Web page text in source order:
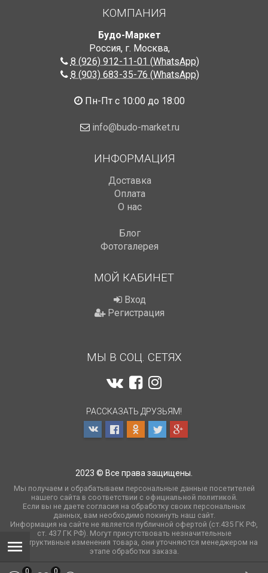
КОМПАНИЯ
Будо-Маркет
Россия, г. Москва,
8 (926) 912-11-01 (WhatsApp)
8 (903) 683-35-76 (WhatsApp)
Пн-Пт с 10:00 до 18:00
info@budo-market.ru
ИНФОРМАЦИЯ
Доставка
Оплата
О нас
Блог
Фотогалерея
МОЙ КАБИНЕТ
Вход
Регистрация
МЫ В СОЦ. СЕТЯХ
РАССКАЗАТЬ ДРУЗЬЯМ!
2023 © Все права защищены.
Мы получаем и обрабатываем персональные данные посетителей
нашего сайта в соответствии с официальной политикой.
Если вы не даете согласия на обработку своих персональных
данных, вам необходимо покинуть наш сайт.
Информация на сайте не является публичной офертой (ст.435 ГК РФ,
cт. 437 ГК РФ). Могут присутствовать незначительные
конструктивные изменения товара, они уточняются менеджером на
этапе обработки заказа.
0 0